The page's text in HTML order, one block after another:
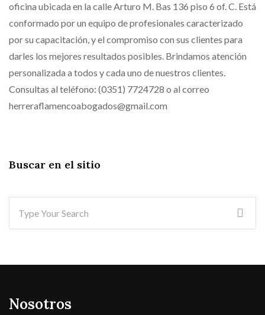
oficina ubicada en la calle Arturo M. Bas 136 piso 6 of. C. Está
conformado por un equipo de profesionales caracterizado
por su capacitación, y el compromiso con sus clientes para
darles los mejores resultados posibles. Brindamos atención
personalizada a todos y cada uno de nuestros clientes.
Consultas al teléfono: (0351) 7724728 o al correo
herreraflamencoabogados@gmail.com
Buscar en el sitio
Nosotros